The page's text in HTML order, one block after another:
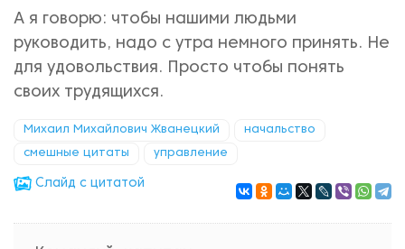
А я говорю: чтобы нашими людьми
руководить, надо с утра немного принять. Не
для удовольствия. Просто чтобы понять
своих трудящихся.
Михаил Михайлович Жванецкий начальство
смешные цитаты управление
Cлайд с цитатой